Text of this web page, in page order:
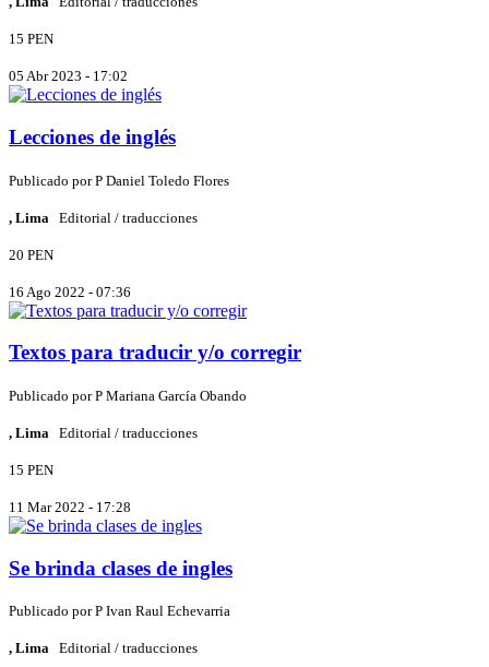
15 PEN
05 Abr 2023 - 17:02
Lecciones de inglés
Publicado porP Daniel Toledo Flores
, Lima Editorial / traducciones
20 PEN
16 Ago 2022 - 07:36
Textos para traducir y/o corregir
Publicado porP Mariana García Obando
, Lima Editorial / traducciones
15 PEN
11 Mar 2022 - 17:28
Se brinda clases de ingles
Publicado porP Ivan Raul Echevarria
, Lima Editorial / traducciones